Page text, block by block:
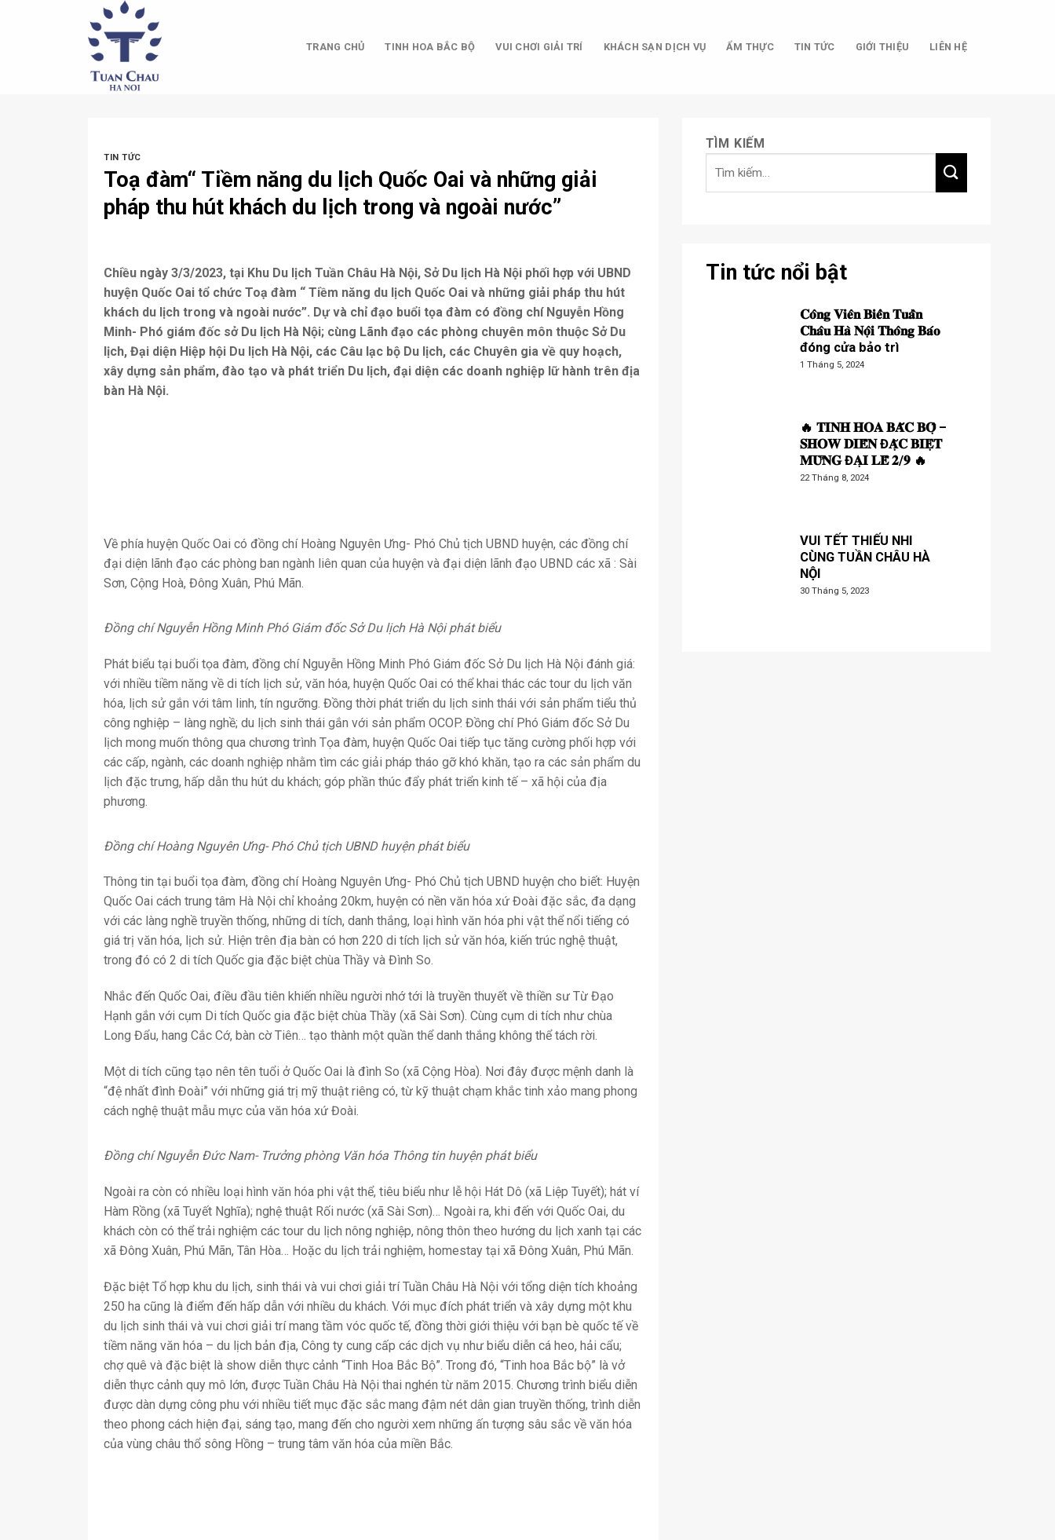
TRANG CHỦ TINH HOA BẮC BỘ VUI CHƠI GIẢI TRÍ KHÁCH SẠN DỊCH VỤ ẨM THỰC TIN TỨC GIỚI THIỆU LIÊN HỆ
TIN TỨC
Toạ đàm“ Tiềm năng du lịch Quốc Oai và những giải
pháp thu hút khách du lịch trong và ngoài nước”
Chiều ngày 3/3/2023, tại Khu Du lịch Tuần Châu Hà Nội, Sở Du lịch Hà Nội phối hợp với UBND
huyện Quốc Oai tổ chức Toạ đàm “ Tiềm năng du lịch Quốc Oai và những giải pháp thu hút
khách du lịch trong và ngoài nước”. Dự và chỉ đạo buổi tọa đàm có đồng chí Nguyễn Hồng
Minh- Phó giám đốc sở Du lịch Hà Nội; cùng Lãnh đạo các phòng chuyên môn thuộc Sở Du
lịch, Đại diện Hiệp hội Du lịch Hà Nội, các Câu lạc bộ Du lịch, các Chuyên gia về quy hoạch,
xây dựng sản phẩm, đào tạo và phát triển Du lịch, đại diện các doanh nghiệp lữ hành trên địa
bàn Hà Nội.
Về phía huyện Quốc Oai có đồng chí Hoàng Nguyên Ưng- Phó Chủ tịch UBND huyện, các đồng chí
đại diện lãnh đạo các phòng ban ngành liên quan của huyện và đại diện lãnh đạo UBND các xã : Sài
Sơn, Cộng Hoà, Đông Xuân, Phú Mãn.
Đồng chí Nguyễn Hồng Minh Phó Giám đốc Sở Du lịch Hà Nội phát biểu
Phát biểu tại buổi tọa đàm, đồng chí Nguyễn Hồng Minh Phó Giám đốc Sở Du lịch Hà Nội đánh giá:
với nhiều tiềm năng về di tích lịch sử, văn hóa, huyện Quốc Oai có thể khai thác các tour du lịch văn
hóa, lịch sử gắn với tâm linh, tín ngưỡng. Đồng thời phát triển du lịch sinh thái với sản phẩm tiểu thủ
công nghiệp – làng nghề; du lịch sinh thái gắn với sản phẩm OCOP. Đồng chí Phó Giám đốc Sở Du
lịch mong muốn thông qua chương trình Tọa đàm, huyện Quốc Oai tiếp tục tăng cường phối hợp với
các cấp, ngành, các doanh nghiệp nhằm tìm các giải pháp tháo gỡ khó khăn, tạo ra các sản phẩm du
lịch đặc trưng, hấp dẫn thu hút du khách; góp phần thúc đẩy phát triển kinh tế – xã hội của địa
phương.
Đồng chí Hoàng Nguyên Ưng- Phó Chủ tịch UBND huyện phát biểu
Thông tin tại buổi tọa đàm, đồng chí Hoàng Nguyên Ưng- Phó Chủ tịch UBND huyện cho biết: Huyện
Quốc Oai cách trung tâm Hà Nội chỉ khoảng 20km, huyện có nền văn hóa xứ Đoài đặc sắc, đa dạng
với các làng nghề truyền thống, những di tích, danh thắng, loại hình văn hóa phi vật thể nổi tiếng có
giá trị văn hóa, lịch sử. Hiện trên địa bàn có hơn 220 di tích lịch sử văn hóa, kiến trúc nghệ thuật,
trong đó có 2 di tích Quốc gia đặc biệt chùa Thầy và Đình So.
Nhắc đến Quốc Oai, điều đầu tiên khiến nhiều người nhớ tới là truyền thuyết về thiền sư Từ Đạo
Hạnh gắn với cụm Di tích Quốc gia đặc biệt chùa Thầy (xã Sài Sơn). Cùng cụm di tích như chùa
Long Đẩu, hang Cắc Cớ, bàn cờ Tiên… tạo thành một quần thể danh thắng không thể tách rời.
Một di tích cũng tạo nên tên tuổi ở Quốc Oai là đình So (xã Cộng Hòa). Nơi đây được mệnh danh là
“đệ nhất đình Đoài” với những giá trị mỹ thuật riêng có, từ kỹ thuật chạm khắc tinh xảo mang phong
cách nghệ thuật mẫu mực của văn hóa xứ Đoài.
Đồng chí Nguyễn Đức Nam- Trưởng phòng Văn hóa Thông tin huyện phát biểu
Ngoài ra còn có nhiều loại hình văn hóa phi vật thể, tiêu biểu như lễ hội Hát Dô (xã Liệp Tuyết); hát ví
Hàm Rồng (xã Tuyết Nghĩa); nghệ thuật Rối nước (xã Sài Sơn)… Ngoài ra, khi đến với Quốc Oai, du
khách còn có thể trải nghiệm các tour du lịch nông nghiệp, nông thôn theo hướng du lịch xanh tại các
xã Đông Xuân, Phú Mãn, Tân Hòa… Hoặc du lịch trải nghiệm, homestay tại xã Đông Xuân, Phú Mãn.
Đặc biệt Tổ hợp khu du lịch, sinh thái và vui chơi giải trí Tuần Châu Hà Nội với tổng diện tích khoảng
250 ha cũng là điểm đến hấp dẫn với nhiều du khách. Với mục đích phát triển và xây dựng một khu
du lịch sinh thái và vui chơi giải trí mang tầm vóc quốc tế, đồng thời giới thiệu với bạn bè quốc tế về
tiềm năng văn hóa – du lịch bản địa, Công ty cung cấp các dịch vụ như biểu diễn cá heo, hải cẩu;
chợ quê và đặc biệt là show diễn thực cảnh “Tinh Hoa Bắc Bộ”. Trong đó, “Tinh hoa Bắc bộ” là vở
diễn thực cảnh quy mô lớn, được Tuần Châu Hà Nội thai nghén từ năm 2015. Chương trình biểu diễn
được dàn dựng công phu với nhiều tiết mục đặc sắc mang đậm nét dân gian truyền thống, trình diễn
theo phong cách hiện đại, sáng tạo, mang đến cho người xem những ấn tượng sâu sắc về văn hóa
của vùng châu thổ sông Hồng – trung tâm văn hóa của miền Bắc.
TÌM KIẾM
Tin tức nổi bật
𝐂𝐨̂𝐧𝐠 𝐕𝐢𝐞̂𝐧 𝐁𝐢𝐞̂̉𝐧 𝐓𝐮𝐚̂̀𝐧
𝐂𝐡𝐚̂𝐮 𝐇𝐚̀ 𝐍𝐨̣̂𝐢 𝐓𝐡𝐨̂𝐧𝐠 𝐁𝐚́𝐨
đóng cửa bảo trì
1 Tháng 5, 2024
🔥 𝐓𝐈𝐍𝐇 𝐇𝐎𝐀 𝐁𝐀̆́𝐂 𝐁𝐎̣̂ –
𝐒𝐇𝐎𝐖 𝐃𝐈𝐄̂̃𝐍 Đ𝐀̣̆𝐂 𝐁𝐈𝐄̣̂𝐓
𝐌𝐔̛̀𝐍𝐆 Đ𝐀̣𝐈 𝐋𝐄̂̃ 𝟐/𝟗 🔥
22 Tháng 8, 2024
VUI TẾT THIẾU NHI
CÙNG TUẦN CHÂU HÀ
NỘI
30 Tháng 5, 2023